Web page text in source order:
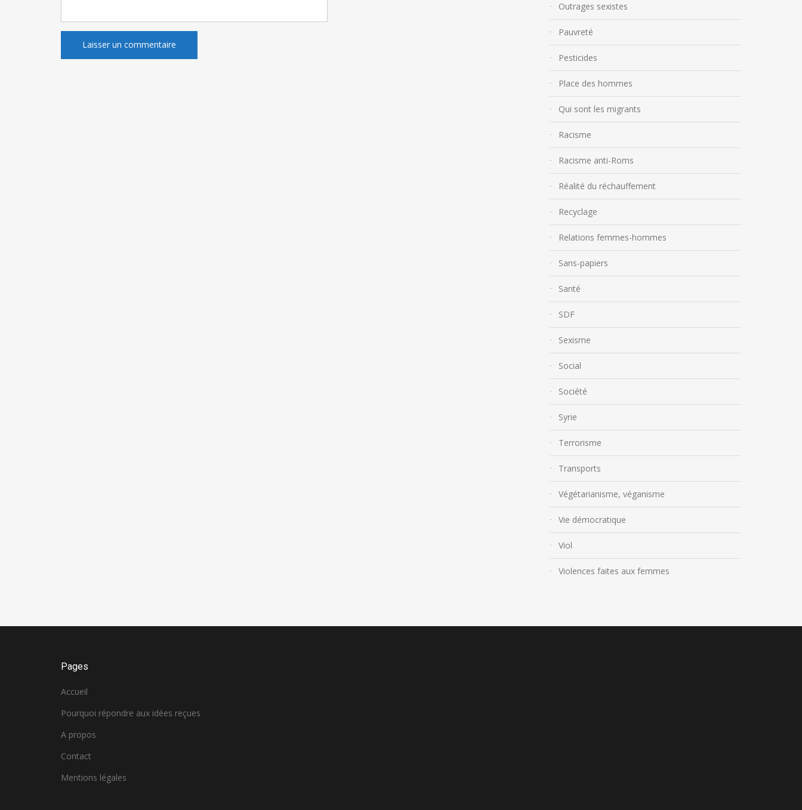
Outrages sexistes
Pauvreté
Pesticides
Place des hommes
Qui sont les migrants
Racisme
Racisme anti-Roms
Réalité du réchauffement
Recyclage
Relations femmes-hommes
Sans-papiers
Santé
SDF
Sexisme
Social
Société
Syrie
Terrorisme
Transports
Végétarianisme, véganisme
Vie démocratique
Viol
Violences faites aux femmes
Pages
Accueil
Pourquoi répondre aux idées reçues
A propos
Contact
Mentions légales